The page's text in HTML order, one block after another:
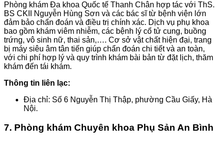
Phòng khám Đa khoa Quốc tế Thanh Chân hợp tác với ThS.
BS CKII Nguyễn Hùng Sơn và các bác sĩ từ bệnh viện lớn
đảm bảo chẩn đoán và điều trị chính xác. Dịch vụ phụ khoa
bao gồm khám viêm nhiễm, các bệnh lý cổ tử cung, buồng
trứng, vô sinh nữ, thai sản,…. Cơ sở vật chất hiện đại, trang
bị máy siêu âm tân tiến giúp chẩn đoán chi tiết và an toàn,
với chi phí hợp lý và quy trình khám bài bản từ đặt lịch, thăm
khám đến tái khám.
Thông tin liên lạc:
Địa chỉ: Số 6 Nguyễn Thị Thập, phường Cầu Giấy, Hà
Nội.
7. Phòng khám Chuyên khoa Phụ Sản An Bình